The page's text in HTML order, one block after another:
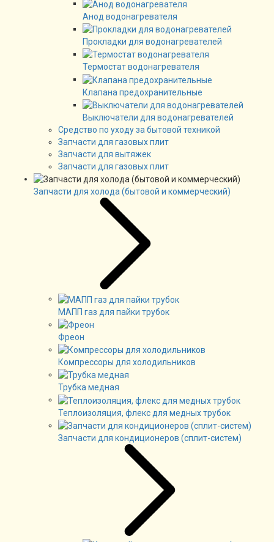
Анод водонагревателя
Прокладки для водонагревателей
Термостат водонагревателя
Клапана предохранительные
Выключатели для водонагревателей
Средство по уходу за бытовой техникой
Запчасти для газовых плит
Запчасти для вытяжек
Запчасти для газовых плит
Запчасти для холода (бытовой и коммерческий)
МАПП газ для пайки трубок
Фреон
Компрессоры для холодильников
Трубка медная
Теплоизоляция, флекс для медных трубок
Запчасти для кондиционеров (сплит-систем)